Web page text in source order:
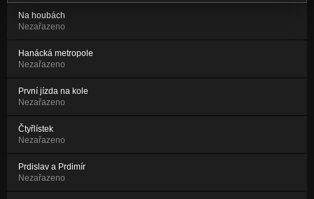
Na houbách
Nezařazeno
Hanácká metropole
Nezařazeno
První jízda na kole
Nezařazeno
Čtyřlístek
Nezařazeno
Prdislav a Prdimír
Nezařazeno